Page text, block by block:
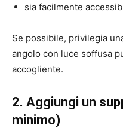
sia facilmente
Se possibile, privilegia
angolo con luce soffusa
accogliente.
2. Aggiungi un
minimo)